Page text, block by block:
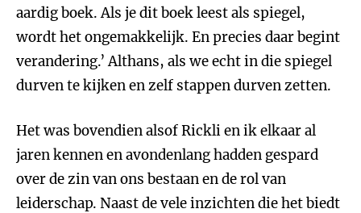
aardig boek. Als je dit boek leest als spiegel,
wordt het ongemakkelijk. En precies daar begint
verandering.’ Althans, als we echt in die spiegel
durven te kijken en zelf stappen durven zetten.
Het was bovendien alsof Rickli en ik elkaar al
jaren kennen en avondenlang hadden gespard
over de zin van ons bestaan en de rol van
leiderschap. Naast de vele inzichten die het biedt